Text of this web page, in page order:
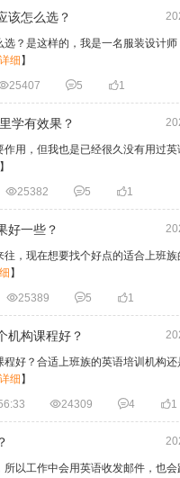
该怎么选？
？是这样的，我是一名服装设计
详细 】
25407 5 1
学有效果？
用，但我也是已经很久没有用过
】
25382 5 1
好一些？
，现在想要找个好点的适合上班
】
25389 5 1
机构课程好？
好？合适上班族的英语培训机构
详细 】
24309 4 1
以工作中会用英语收发邮件，也